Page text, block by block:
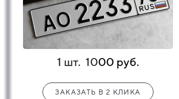
1 шт. 1000 руб.
ЗАКАЗАТЬ В 2 КЛИКА